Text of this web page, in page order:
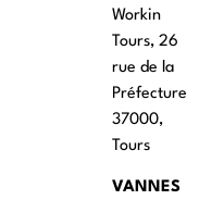
Workin
Tours, 26
rue de la
Préfecture
37000,
Tours
VANNES